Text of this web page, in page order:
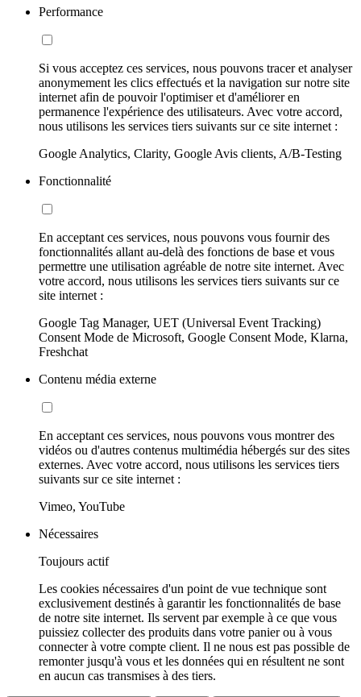
Performance
Si vous acceptez ces services, nous pouvons tracer et analyser
anonymement les clics effectués et la navigation sur notre site
internet afin de pouvoir l'optimiser et d'améliorer en
permanence l'expérience des utilisateurs. Avec votre accord,
nous utilisons les services tiers suivants sur ce site internet :
Google Analytics, Clarity, Google Avis clients, A/B-Testing
Fonctionnalité
En acceptant ces services, nous pouvons vous fournir des
fonctionnalités allant au-delà des fonctions de base et vous
permettre une utilisation agréable de notre site internet. Avec
votre accord, nous utilisons les services tiers suivants sur ce
site internet :
Google Tag Manager, UET (Universal Event Tracking)
Consent Mode de Microsoft, Google Consent Mode, Klarna,
Freshchat
Contenu média externe
En acceptant ces services, nous pouvons vous montrer des
vidéos ou d'autres contenus multimédia hébergés sur des sites
externes. Avec votre accord, nous utilisons les services tiers
suivants sur ce site internet :
Vimeo, YouTube
Nécessaires
Toujours actif
Les cookies nécessaires d'un point de vue technique sont
exclusivement destinés à garantir les fonctionnalités de base
de notre site internet. Ils servent par exemple à ce que vous
puissiez collecter des produits dans votre panier ou à vous
connecter à votre compte client. Il ne nous est pas possible de
remonter jusqu'à vous et les données qui en résultent ne sont
en aucun cas transmises à des tiers.